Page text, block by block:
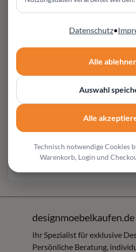
Möbel Zeppenfeld in Olpe
individuelle Wohnlösungen
Grosszügiges Ecksofa
Stellmaß (ca.): 382 × 168 cm
Füße & Tisch: Eiche (nach
Produktbeschreibung
Produktausführungen
designmoebelkaufen.de
Ihr Spezialist für exklusive
Persönliche Beratung,
Datenschutz•
Alle
Auswahl
Alle
Technisch notwendige Cookies
Warenkorb, Login und